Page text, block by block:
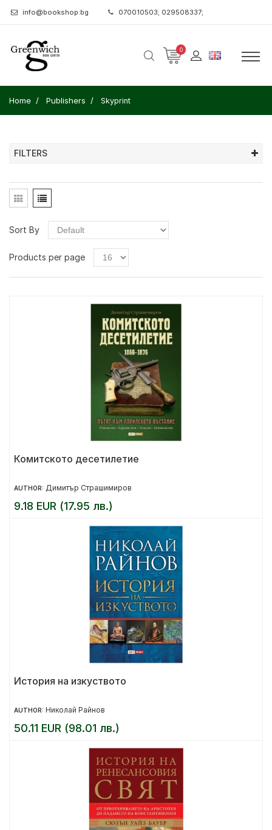
info@bookshop.bg 070010503; 029508337;
0
Home Publishers Skyprint
FILTERS
Sort By
Products per page
Комитското десетилетие
AUTHOR: Димитър Страшимиров
9.18 EUR (17.95 лв.)
История на изкуството
AUTHOR: Николай Райнов
50.11 EUR (98.01 лв.)